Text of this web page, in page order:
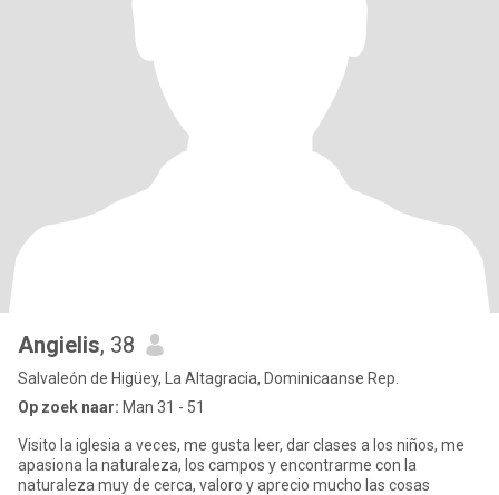
Angielis, 38
Salvaleón de Higüey, La Altagracia, Dominicaanse Rep.
Op zoek naar: Man 31 - 51
Visito la iglesia a veces, me gusta leer, dar clases a los niños, me
apasiona la naturaleza, los campos y encontrarme con la
naturaleza muy de cerca, valoro y aprecio mucho las cosas